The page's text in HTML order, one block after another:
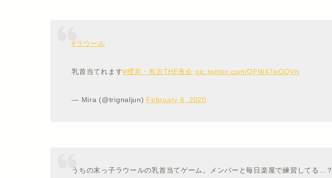
#ラウール
乳首当てれます#櫻井・有吉THE夜会 pic.twitter.com/QFW47wGQVn
— Mira (@trignaljun) February 6, 2020
うちの末っ子ラウールの乳首当てゲーム。メンバーと毎日楽屋で練習してる…